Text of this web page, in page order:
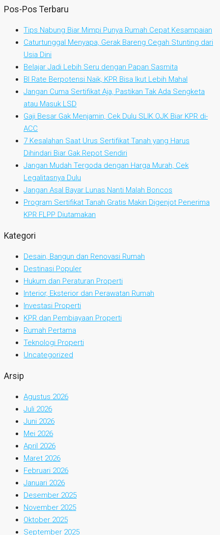
Pos-Pos Terbaru
Tips Nabung Biar Mimpi Punya Rumah Cepat Kesampaian
Caturtunggal Menyapa, Gerak Bareng Cegah Stunting dari
Usia Dini
Belajar Jadi Lebih Seru dengan Papan Sasmita
BI Rate Berpotensi Naik, KPR Bisa Ikut Lebih Mahal
Jangan Cuma Sertifikat Aja, Pastikan Tak Ada Sengketa
atau Masuk LSD
Gaji Besar Gak Menjamin, Cek Dulu SLIK OJK Biar KPR di-
ACC
7 Kesalahan Saat Urus Sertifikat Tanah yang Harus
Dihindari Biar Gak Repot Sendiri
Jangan Mudah Tergoda dengan Harga Murah, Cek
Legalitasnya Dulu
Jangan Asal Bayar Lunas Nanti Malah Boncos
Program Sertifikat Tanah Gratis Makin Digenjot Penerima
KPR FLPP Diutamakan
Kategori
Desain, Bangun dan Renovasi Rumah
Destinasi Populer
Hukum dan Peraturan Properti
Interior, Eksterior dan Perawatan Rumah
Investasi Properti
KPR dan Pembiayaan Properti
Rumah Pertama
Teknologi Properti
Uncategorized
Arsip
Agustus 2026
Juli 2026
Juni 2026
Mei 2026
April 2026
Maret 2026
Februari 2026
Januari 2026
Desember 2025
November 2025
Oktober 2025
September 2025